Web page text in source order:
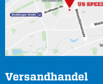
Versandhandel